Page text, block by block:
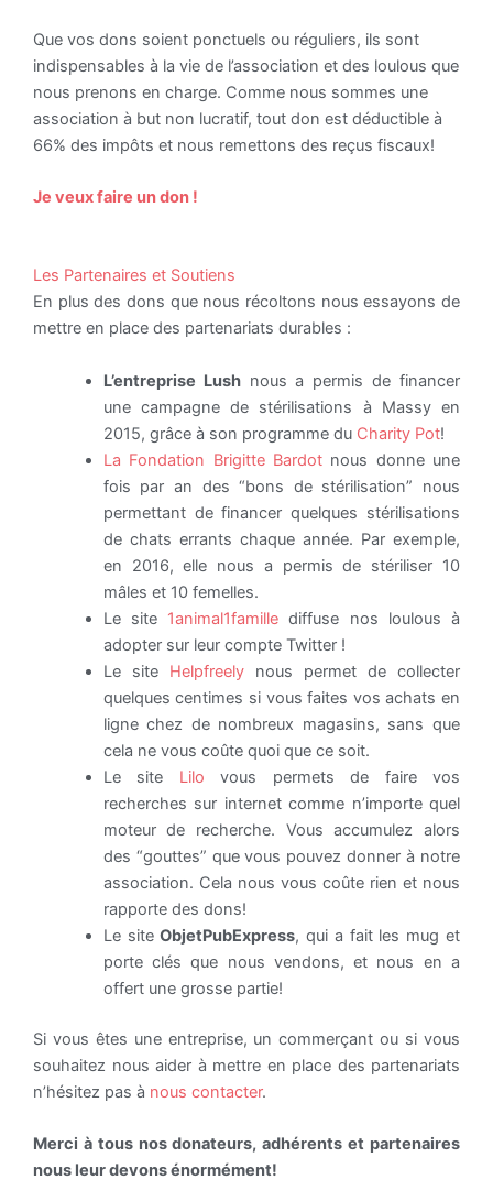
Que vos dons soient ponctuels ou réguliers, ils sont
indispensables à la vie de l’association et des loulous que
nous prenons en charge. Comme nous sommes une
association à but non lucratif, tout don est déductible à
66% des impôts et nous remettons des reçus fiscaux!
Je veux faire un don !
Les Partenaires et Soutiens
En plus des dons que nous récoltons nous essayons de
mettre en place des partenariats durables :
L’entreprise Lushnous a permis de financer
une campagne de stérilisations à Massy en
2015, grâce à son programme du Charity Pot!
La Fondation Brigitte Bardotnous donne une
fois par an des “bons de stérilisation” nous
permettant de financer quelques stérilisations
de chats errants chaque année. Par exemple,
en 2016, elle nous a permis de stériliser 10
mâles et 10 femelles.
Le site 1animal1famille diffuse nos loulous à
adopter sur leur compte Twitter !
Le site Helpfreely
nous permet de collecter
quelques centimes si vous faites vos achats en
ligne chez de nombreux magasins, sans que
cela ne vous coûte quoi que ce soit.
Le site Lilo vous permets de faire vos
recherches sur internet comme n’importe quel
moteur de recherche. Vous accumulez alors
des “gouttes” que vous pouvez donner à notre
association. Cela nous vous coûte rien et nous
rapporte des dons!
Le siteObjetPubExpress, qui a fait les mug et
porte clés que nous vendons, et nous en a
offert une grosse partie!
Si vous êtes une entreprise, un commerçant ou si vous
souhaitez nous aider à mettre en place des partenariats
n’hésitez pas à nous contacter.
Merci à tous nos donateurs, adhérents et partenaires
nous leur devons énormément!